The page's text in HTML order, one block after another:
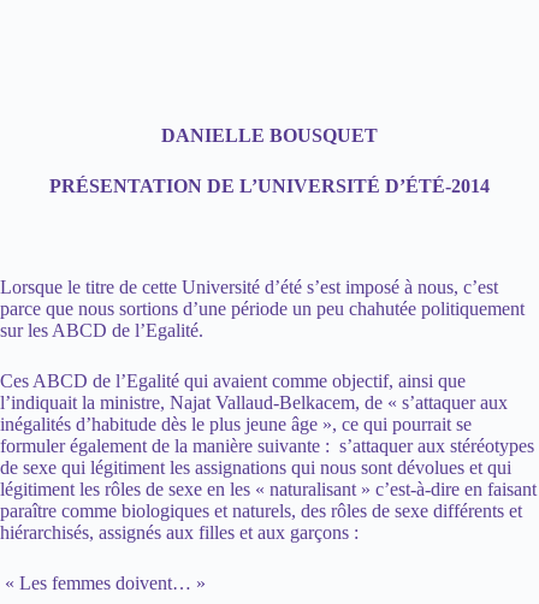
DANIELLE BOUSQUET
PRÉSENTATION DE L’UNIVERSITÉ D’ÉTÉ-2014
Lorsque le titre de cette Université d’été s’est imposé à nous, c’est
parce que nous sortions d’une période un peu chahutée politiquement
sur les ABCD de l’Egalité.
Ces ABCD de l’Egalité qui avaient comme objectif, ainsi que
l’indiquait la ministre, Najat Vallaud-Belkacem, de « s’attaquer aux
inégalités d’habitude dès le plus jeune âge », ce qui pourrait se
formuler également de la manière suivante : s’attaquer aux stéréotypes
de sexe qui légitiment les assignations qui nous sont dévolues et qui
légitiment les rôles de sexe en les « naturalisant » c’est-à-dire en faisant
paraître comme biologiques et naturels, des rôles de sexe différents et
hiérarchisés, assignés aux filles et aux garçons :
« Les femmes doivent… »